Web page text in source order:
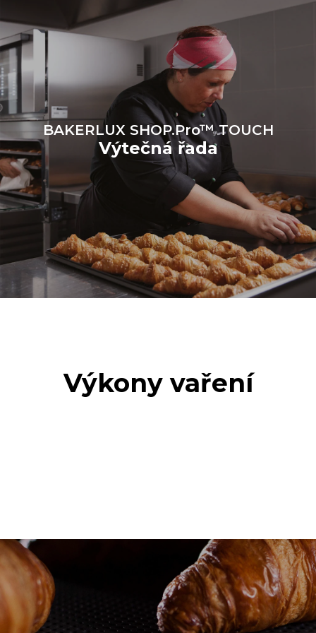
energetickém mixu sítě, ke
které je přístroj připojen; ty
lze snížit tím, že se
rozhodnete zakoupit
energii vyrobenou z
obnovitelných
zdrojů.Greenhouse Gas
Protocol
BAKERLUX SHOP.Pro™ TOUCH
Výtečná řada
Výkony vaření